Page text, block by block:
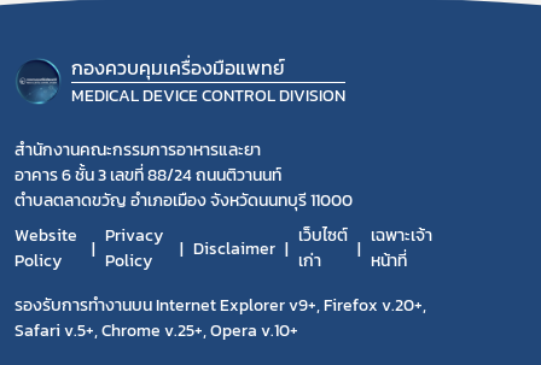
กองควบคุมเครื่องมือแพทย์
MEDICAL DEVICE CONTROL DIVISION
สำนักงานคณะกรรมการอาหารและยา
อาคาร 6 ชั้น 3 เลขที่ 88/24 ถนนติวานนท์
ตำบลตลาดขวัญ อำเภอเมือง จังหวัดนนทบุรี 11000
Website
Policy
Privacy
Policy
Disclaimer
เว็บไซต์
เก่า
เฉพาะเจ้า
หน้าที่
รองรับการทำงานบน Internet Explorer v9+, Firefox v.20+,
Safari v.5+, Chrome v.25+, Opera v.10+